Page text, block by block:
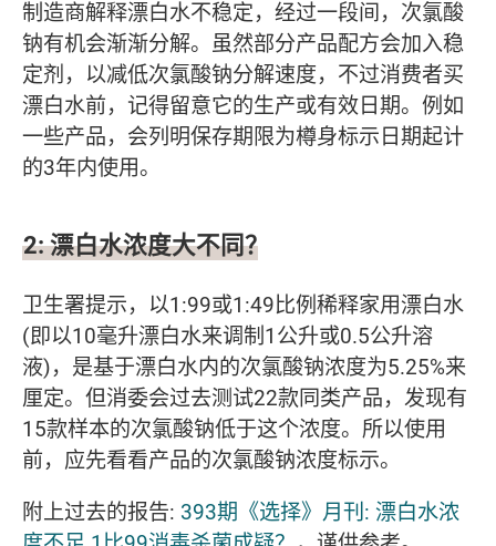
制造商解释漂白水不稳定，经过一段间，次氯酸
钠有机会渐渐分解。虽然部分产品配方会加入稳
定剂，以减低次氯酸钠分解速度，不过消费者买
漂白水前，记得留意它的生产或有效日期。例如
一些产品，会列明保存期限为樽身标示日期起计
的3年内使用。
2: 漂白水浓度大不同？
卫生署提示，以1:99或1:49比例稀释家用漂白水
(即以10毫升漂白水来调制1公升或0.5公升溶
液)，是基于漂白水内的次氯酸钠浓度为5.25%来
厘定。但消委会过去测试22款同类产品，发现有
15款样本的次氯酸钠低于这个浓度。所以使用
前，应先看看产品的次氯酸钠浓度标示。
附上过去的报告: 393期《选择》月刊: 漂白水浓